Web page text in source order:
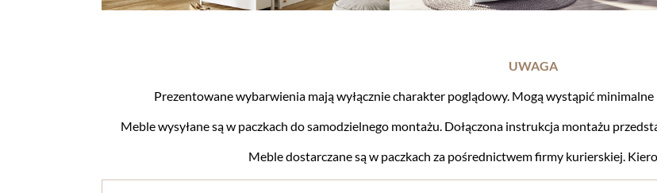
UWAGA
Prezentowane wybarwienia mają wyłącznie charakter poglądowy. Mogą wystąpić
Meble wysyłane są w paczkach do samodzielnego montażu. Dołączona instrukcja montażu
Meble dostarczane są w paczkach za pośrednictwem firmy kurierskiej.